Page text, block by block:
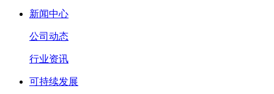
新闻中心
公司动态
行业资讯
可持续发展